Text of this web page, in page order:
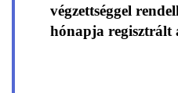
végzettséggel
hónapja regisztrált